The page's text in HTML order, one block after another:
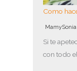
Como
MamySonia
Si te
con todo